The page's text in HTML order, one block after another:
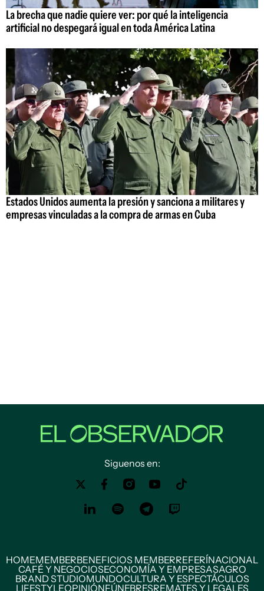
La brecha que nadie quiere ver: por qué la inteligencia
artificial no despegará igual en toda América Latina
Estados Unidos aumenta la presión y sanciona a militares y
empresas vinculadas a la compra de armas en Cuba
Siguenos en:
HOMEMEMBERBENEFICIOS MEMBERREFERÍNACIONAL
CAFÉ Y NEGOCIOSECONOMÍA Y EMPRESASAGRO
BRAND STUDIOMUNDOCULTURA Y ESPECTÁCULOS
LIFESTYLEOPINIÓNFÚNEBRESREMATES Y LEGALES